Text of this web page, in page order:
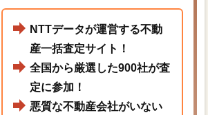
NTTデータが運営する不動
産一括査定サイト！
全国から厳選した900社が査
定に参加！
悪質な不動産会社がいない